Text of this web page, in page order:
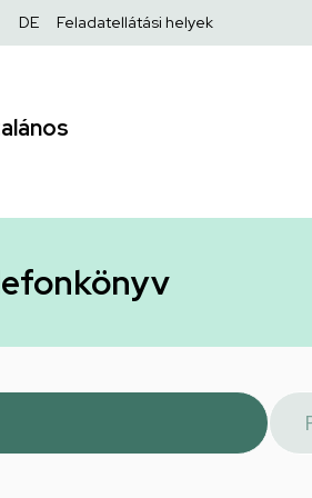
DE Feladatellátási helyek